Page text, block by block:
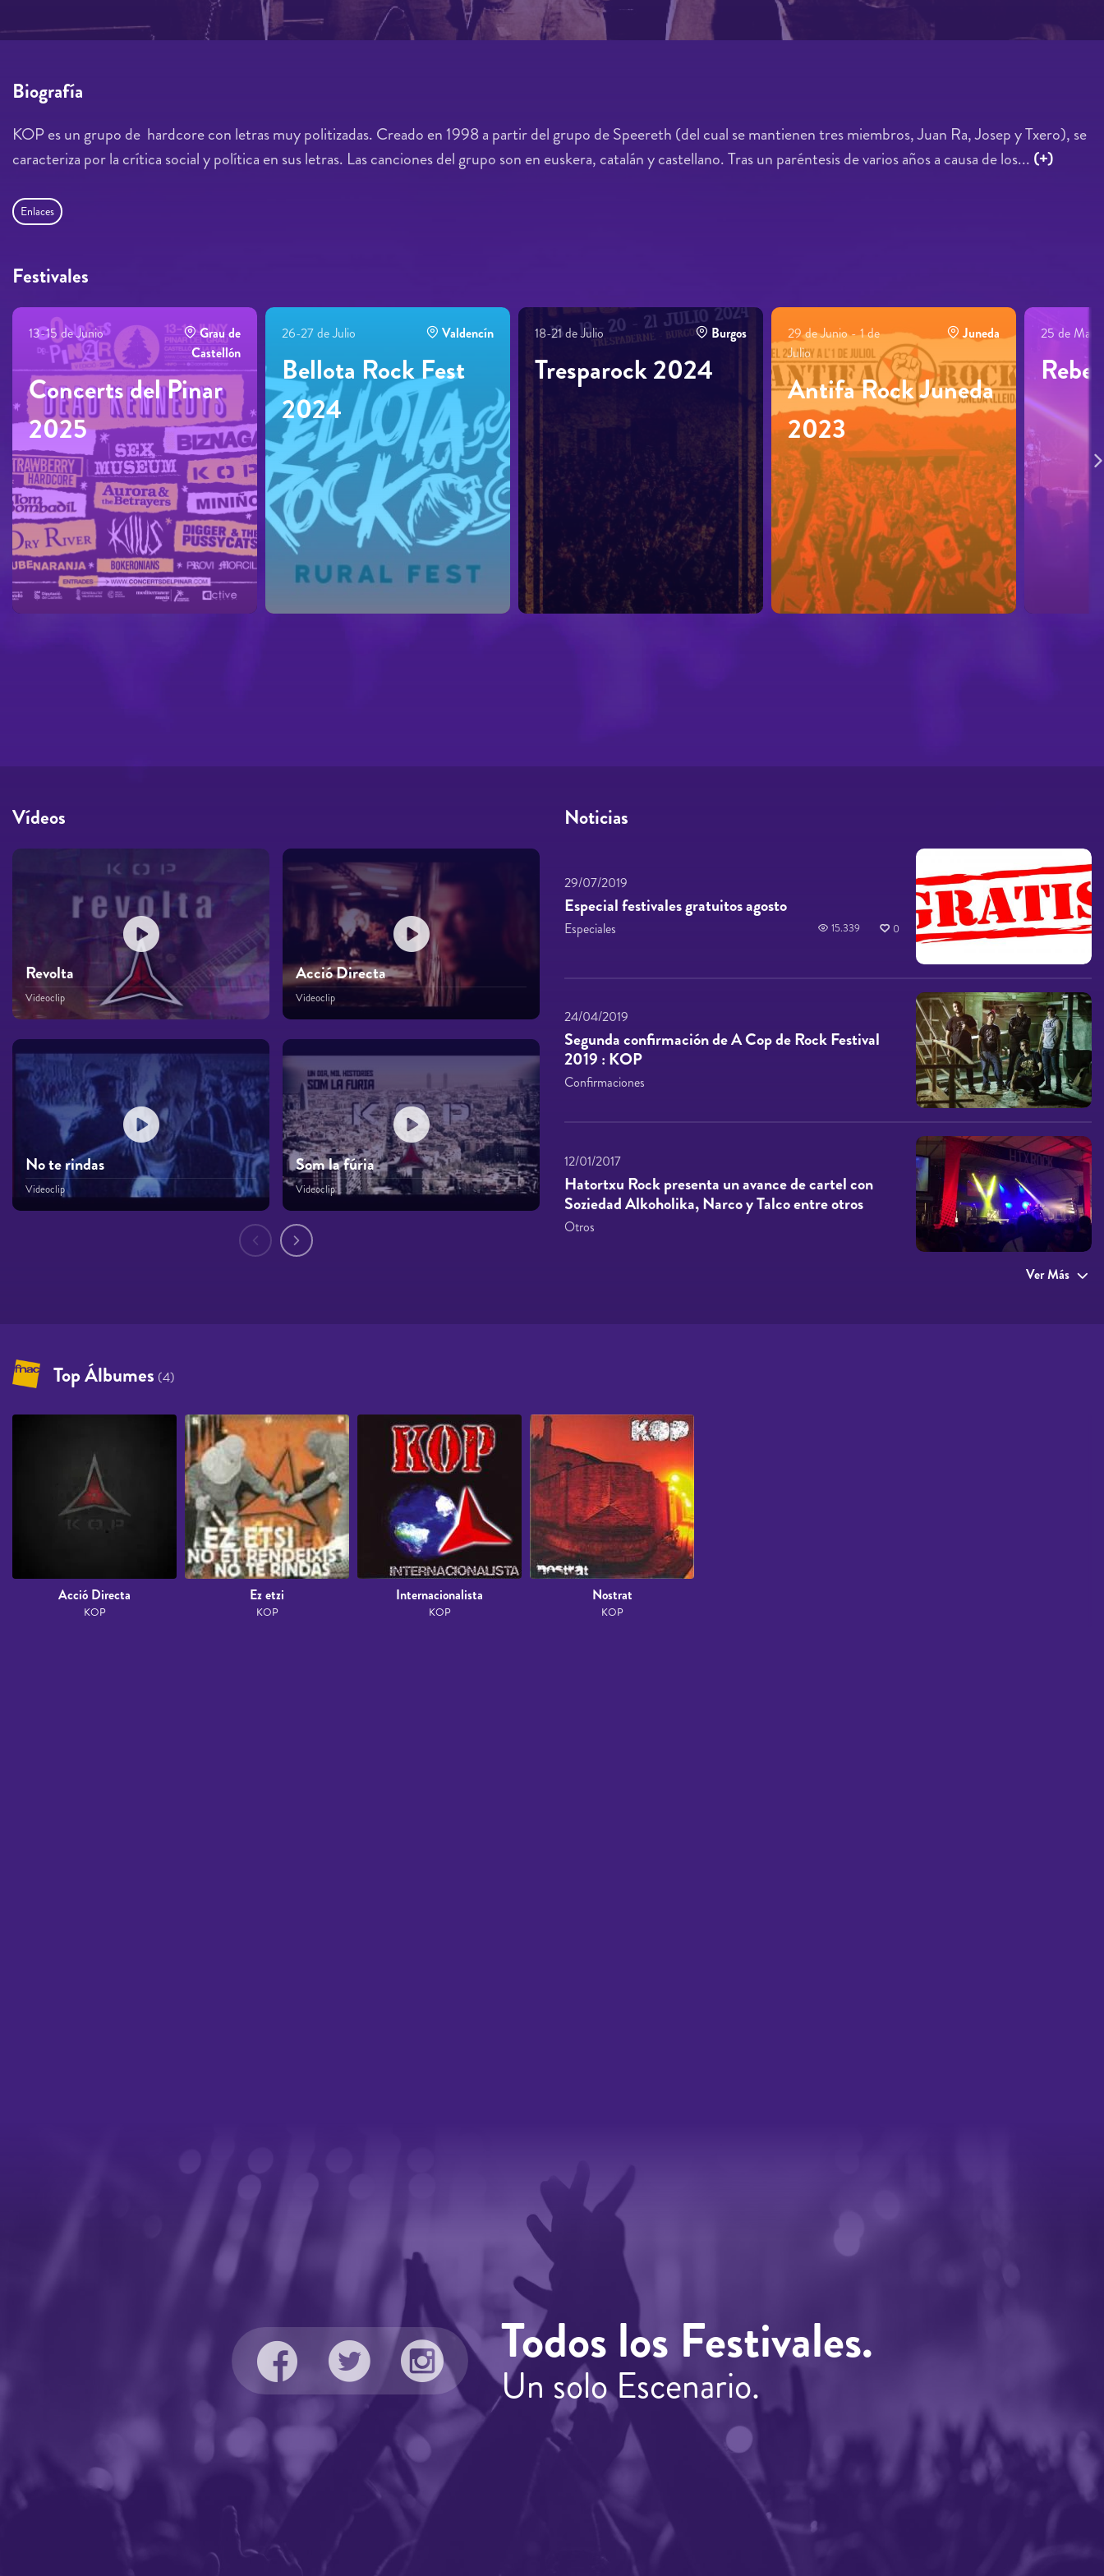
Biografía
KOP es un grupo de hardcore con letras muy politizadas. Creado en 1998 a partir del grupo de Speereth (del cual se mantienen tres miembros, Juan Ra,Josep y Txero), se
caracteriza por la crítica social y política en sus letras. Las canciones del grupo son en euskera, catalán y castellano. Tras un paréntesis de varios años a causa de los... (+)
Enlaces
Festivales
13-15 de Junio
Grau de
Castellón
Concerts del Pinar
2025
26-27 de Julio Valdencín
Bellota Rock Fest
2024
18-21 de Julio Burgos
Tresparock 2024
29 de Junio - 1 de
Julio
Juneda
Antifa Rock Juneda
2023
25 de
Noticias
29/07/2019
Especial festivales gratuitos agosto
Especiales 15.339 0
24/04/2019
Segunda confirmación de A Cop de Rock Festival
2019 : KOP
Confirmaciones
12/01/2017
Hatortxu Rock presenta un avance de cartel con
Soziedad Alkoholika, Narco y Talco entre otros
Otros
Ver Más
Vídeos
Revolta
Videoclip
Acció Directa
Videoclip
No te rindas
Videoclip
Som la fúria
Videoclip
Top Álbumes (4)
Acció Directa
KOP
Ez etzi
KOP
Internacionalista
KOP
Nostrat
KOP
Todos los Festivales.
Un solo Escenario.